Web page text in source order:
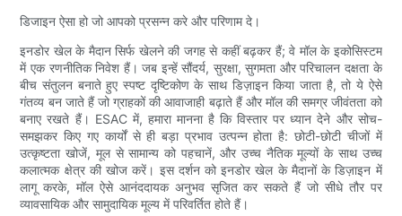
डिजाइन ऐसा हो जो आपको प्रसन्न करे और परिणाम दे।
इनडोर खेल के मैदान सिर्फ खेलने की जगह से कहीं बढ़कर हैं; वे मॉल के इकोसिस्टम
में एक रणनीतिक निवेश हैं। जब इन्हें सौंदर्य, सुरक्षा, सुगमता और परिचालन दक्षता के
बीच संतुलन बनाते हुए स्पष्ट दृष्टिकोण के साथ डिज़ाइन किया जाता है, तो ये ऐसे
गंतव्य बन जाते हैं जो ग्राहकों की आवाजाही बढ़ाते हैं और मॉल की समग्र जीवंतता को
बनाए रखते हैं। ESAC में, हमारा मानना ​​है कि विस्तार पर ध्यान देने और सोच-
समझकर किए गए कार्यों से ही बड़ा प्रभाव उत्पन्न होता है: छोटी-छोटी चीजों में
उत्कृष्टता खोजें, मूल से सामान्य को पहचानें, और उच्च नैतिक मूल्यों के साथ उच्च
कलात्मक क्षेत्र की खोज करें। इस दर्शन को इनडोर खेल के मैदानों के डिज़ाइन में
लागू करके, मॉल ऐसे आनंददायक अनुभव सृजित कर सकते हैं जो सीधे तौर पर
व्यावसायिक और सामुदायिक मूल्य में परिवर्तित होते हैं।